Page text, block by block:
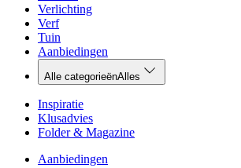
Verlichting
Verf
Tuin
Aanbiedingen
Alle categorieënAlles
Inspiratie
Klusadvies
Folder & Magazine
Aanbiedingen